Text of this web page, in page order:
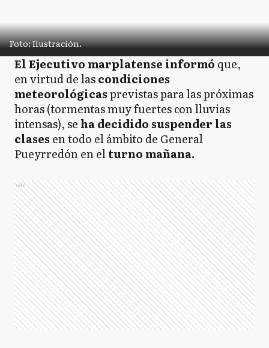
Foto: Ilustración.
El Ejecutivo marplatense informó que,
en virtud de lascondiciones
meteorológicasprevistas para las próximas
horas (tormentas muy fuertes con lluvias
intensas), se ha decidido suspender las
clases en todo el ámbito de General
Pueyrredón en elturno mañana.
Ads